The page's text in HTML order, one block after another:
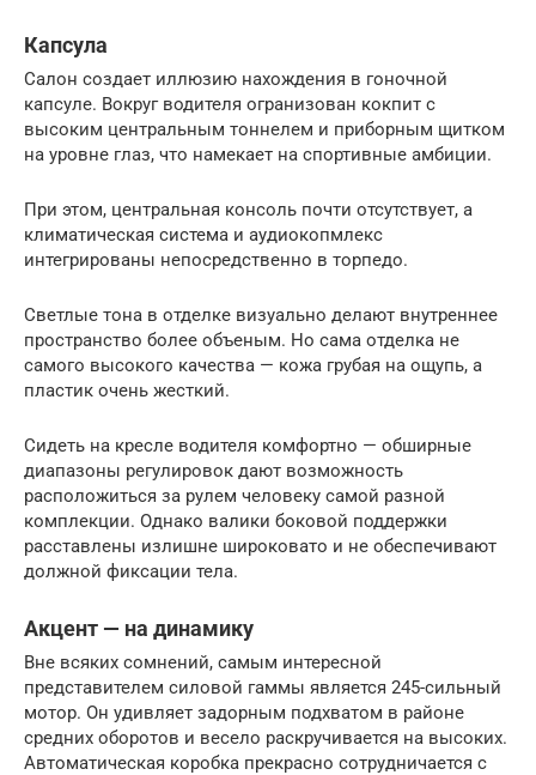
Капсула
Салон создает иллюзию нахождения в гоночной
капсуле. Вокруг водителя огранизован кокпит с
высоким центральным тоннелем и приборным щитком
на уровне глаз, что намекает на спортивные амбиции.
При этом, центральная консоль почти отсутствует, а
климатическая система и аудиокопмлекс
интегрированы непосредственно в торпедо.
Светлые тона в отделке визуально делают внутреннее
пространство более объеным. Но сама отделка не
самого высокого качества — кожа грубая на ощупь, а
пластик очень жесткий.
Сидеть на кресле водителя комфортно — обширные
диапазоны регулировок дают возможность
расположиться за рулем человеку самой разной
комплекции. Однако валики боковой поддержки
расставлены излишне широковато и не обеспечивают
должной фиксации тела.
Акцент — на динамику
Вне всяких сомнений, самым интересной
представителем силовой гаммы является 245-сильный
мотор. Он удивляет задорным подхватом в районе
средних оборотов и весело раскручивается на высоких.
Автоматическая коробка прекрасно сотрудничается с